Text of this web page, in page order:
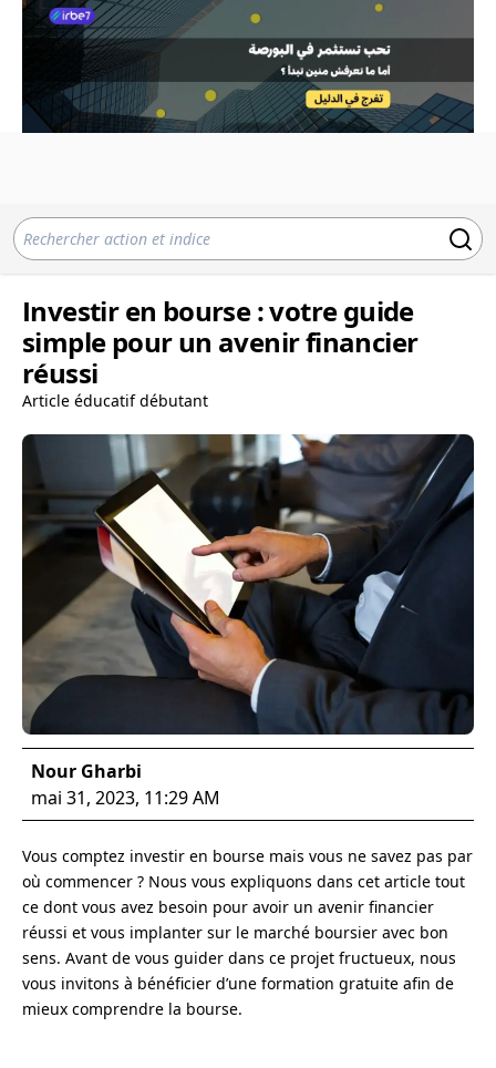
Investir en bourse : votre guide
simple pour un avenir financier
réussi
Article éducatif débutant
Nour Gharbi
mai 31, 2023, 11:29 AM
Vous comptez investir en bourse mais vous ne savez pas par
où commencer ? Nous vous expliquons dans cet article tout
ce dont vous avez besoin pour avoir un avenir financier
réussi et vous implanter sur le marché boursier avec bon
sens. Avant de vous guider dans ce projet fructueux, nous
vous invitons à bénéficier d’une formation gratuite afin de
mieux comprendre la bourse.